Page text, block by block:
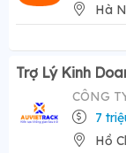
Hà
Trợ Lý Kinh
CÔNG
7
Hồ